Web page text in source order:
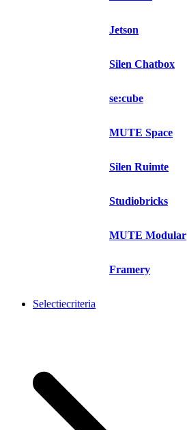
Jetson
Silen Chatbox
se:cube
MUTE Space
Silen Ruimte
Studiobricks
MUTE Modular
Framery
Selectiecriteria